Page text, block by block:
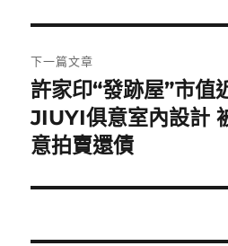
覽
篇
文
章:
下一篇文章
下
一
篇
章:
許家印“發跡屋”市
JIUYI俱意室內設計
意拍賣還債